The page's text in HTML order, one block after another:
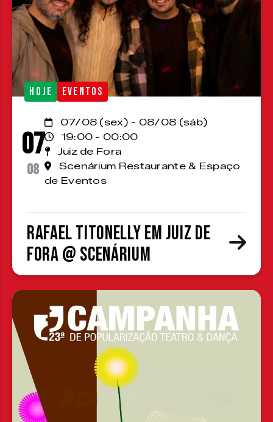
HOJE EVENTOS
07
08
07/08 (sex) - 08/08 (sáb)
19:00 - 00:00
Juiz de Fora
Scenárium Restaurante & Espaço
de Eventos
Rafael Titonelly em Juiz de
Fora @ Scenárium